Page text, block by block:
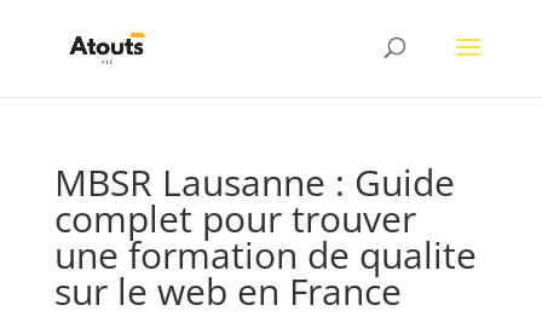
MBSR Lausanne : Guide
complet pour trouver
une formation de qualite
sur le web en France